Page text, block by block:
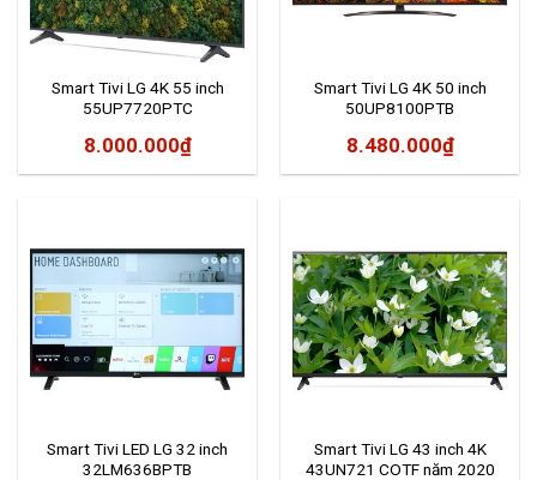
Smart Tivi LG 4K 55 inch
55UP7720PTC
8.000.000₫
Smart Tivi LG 4K 50 inch
50UP8100PTB
8.480.000₫
Smart Tivi LED LG 32 inch
32LM636BPTB
Smart Tivi LG 43 inch 4K
43UN721 COTF năm 2020